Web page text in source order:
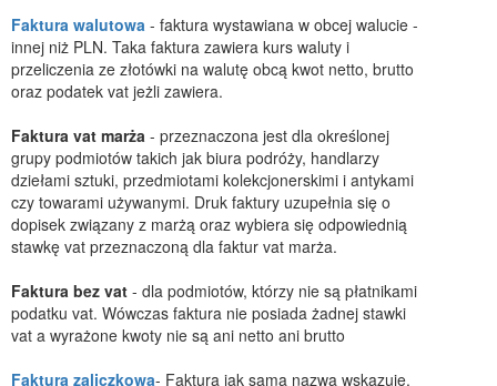
Faktura walutowa - faktura wystawiana w obcej walucie -
innej niż PLN. Taka faktura zawiera kurs waluty i
przeliczenia ze złotówki na walutę obcą kwot netto, brutto
oraz podatek vat jeżli zawiera.
Faktura vat marża - przeznaczona jest dla określonej
grupy podmiotów takich jak biura podróży, handlarzy
dziełami sztuki, przedmiotami kolekcjonerskimi i antykami
czy towarami używanymi. Druk faktury uzupełnia się o
dopisek związany z marżą oraz wybiera się odpowiednią
stawkę vat przeznaczoną dla faktur vat marża.
Faktura bez vat - dla podmiotów, którzy nie są płatnikami
podatku vat. Wówczas faktura nie posiada żadnej stawki
vat a wyrażone kwoty nie są ani netto ani brutto
Faktura zaliczkowa- Faktura jak sama nazwa wskazuje,